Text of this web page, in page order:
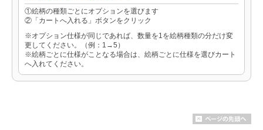
①絵柄の種類ごとにオプションを選びます
②「カートへ入れる」ボタンをクリック
※オプション仕様が同じであれば、数量を1を絵柄種類の分だけ変
更してください。（例：1→5）
※絵柄ごとに仕様がことなる場合は、絵柄ごとに仕様を選びカート
へ入れてください。